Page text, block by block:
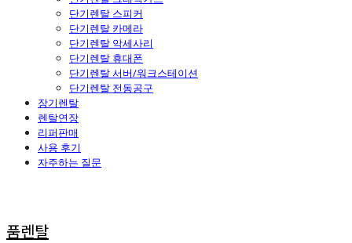
단기렌탈 스피커
단기렌탈 카메라
단기렌탈 악세사리
단기렌탈 휴대폰
단기렌탈 서버/워크스테이션
단기렌탈 전동공구
장기렌탈
렌탈연장
리퍼판매
사용 후기
자주하는 질문
품렌탈